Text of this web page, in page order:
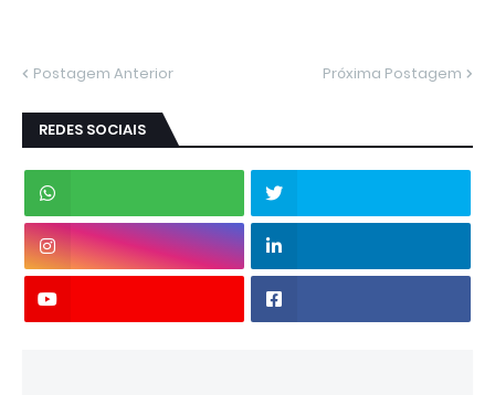
Postagem Anterior Próxima Postagem
REDES SOCIAIS